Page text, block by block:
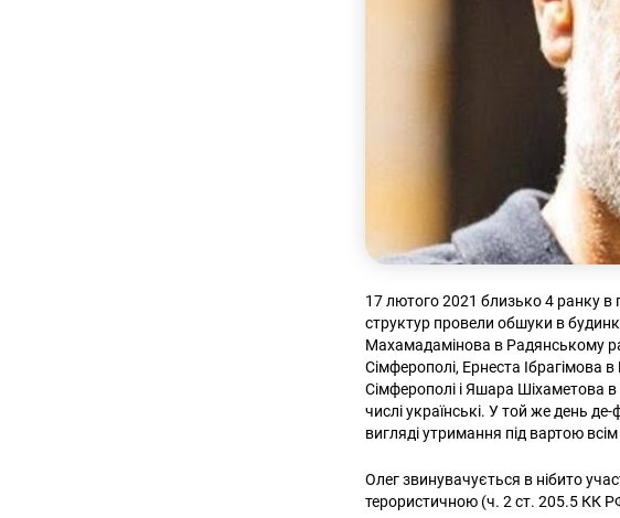
17 лютого 2021 близько 4 ранку в
структур провели обшуки в
Махамадамінова в Радянському
Сімферополі, Ернеста Ібрагімова
Сімферополі і Яшара Шіхаметова в
числі українські. У той же день
вигляді утримання під вартою
Олег звинувачується в нібито
терористичною (ч. 2 ст. 205.5 КК